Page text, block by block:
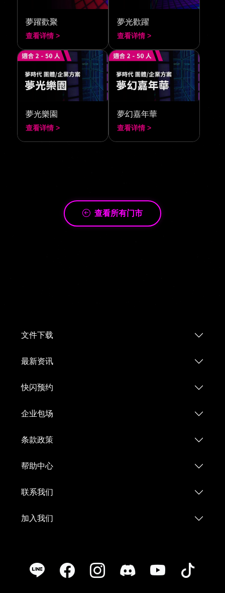
夢躍歡聚
查看详情 >
夢光歡躍
查看详情 >
夢光樂園
查看详情 >
夢幻嘉年華
查看详情 >
查看所有门市
文件下载
最新资讯
快闪预约
企业包场
条款政策
帮助中心
联系我们
加入我们